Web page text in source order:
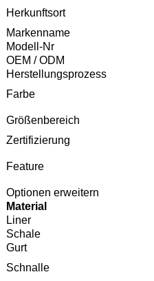
Herkunftsort
Markenname
Modell-Nr
OEM / ODM
Herstellungsprozess
Farbe
Größenbereich
Zertifizierung
Feature
Optionen erweitern
Material
Liner
Schale
Gurt
Schnalle